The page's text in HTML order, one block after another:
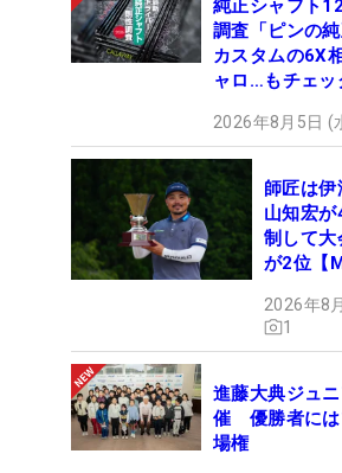
純正シャフト
調査「ピンの
カスタムの6X
ャロ…もチェッ
2026年8月5日 (
師匠は
山知宏
制して
が2位【
2026年8
1
進藤大典ジュ
催 優勝者には
場権